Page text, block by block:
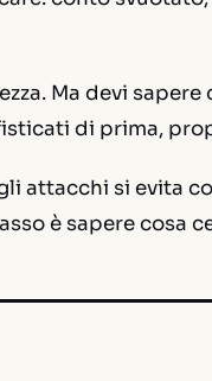
Ma devi sapere
di prima,
attacchi si evita
è sapere cosa